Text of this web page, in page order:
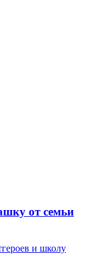
от семьи
и школу